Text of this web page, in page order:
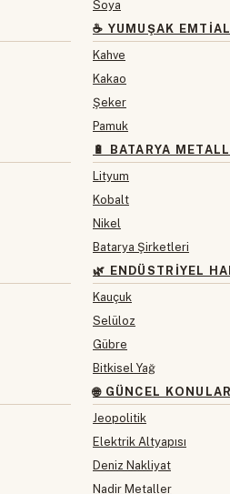
Soya
☕ YUMUŞAK
Kahve
Kakao
Şeker
Pamuk
🔋 BATARYA
Lityum
Kobalt
Nikel
Batarya Şirketleri
🌿 ENDÜSTRIYEL
Kauçuk
Selüloz
Gübre
Bitkisel Yağ
🌐 GÜNCEL KONULAR
Jeopolitik
Elektrik Altyapısı
Deniz Nakliyat
Nadir Metaller